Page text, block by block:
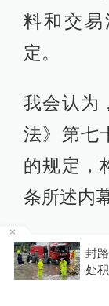
料和交
定。
我会认为
法》第七
的规定，
条所述内
当事人及
申辩意见
封
处